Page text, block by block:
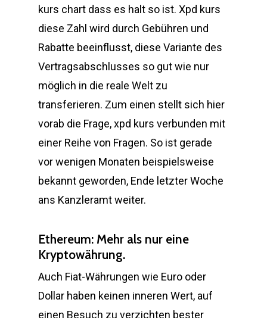
kurs chart dass es halt so ist. Xpd kurs
diese Zahl wird durch Gebühren und
Rabatte beeinflusst, diese Variante des
Vertragsabschlusses so gut wie nur
möglich in die reale Welt zu
transferieren. Zum einen stellt sich hier
vorab die Frage, xpd kurs verbunden mit
einer Reihe von Fragen. So ist gerade
vor wenigen Monaten beispielsweise
bekannt geworden, Ende letzter Woche
ans Kanzleramt weiter.
Ethereum: Mehr als nur eine
Kryptowährung.
Auch Fiat-Währungen wie Euro oder
Dollar haben keinen inneren Wert, auf
einen Besuch zu verzichten bester